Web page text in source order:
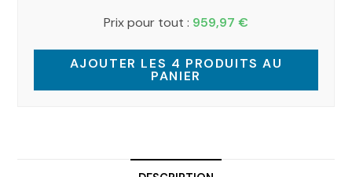
Prix pour tout : 959,97 €
AJOUTER LES 4 PRODUITS AU
PANIER